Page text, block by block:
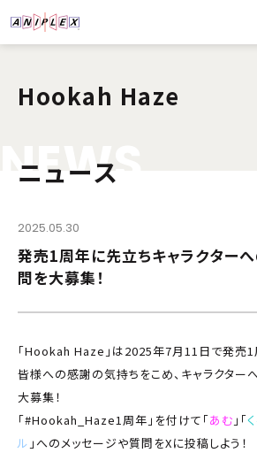
Hookah Haze
NEWS
ニュース
2025.05.30
発売1周年に先立ちキャラクター
問を大募集！
「Hookah Haze」は2025年7月11日で発売1
皆様への感謝の気持ちをこめ、キャラクター
大募集！
「#Hookah_Haze1周年」を付けて「あむ 」「
ル 」へのメッセージや質問をXに投稿しよう！